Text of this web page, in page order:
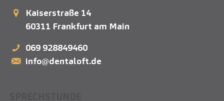
Kaiserstraße 14
60311 Frankfurt am Main
069 928849460
info@dentaloft.de